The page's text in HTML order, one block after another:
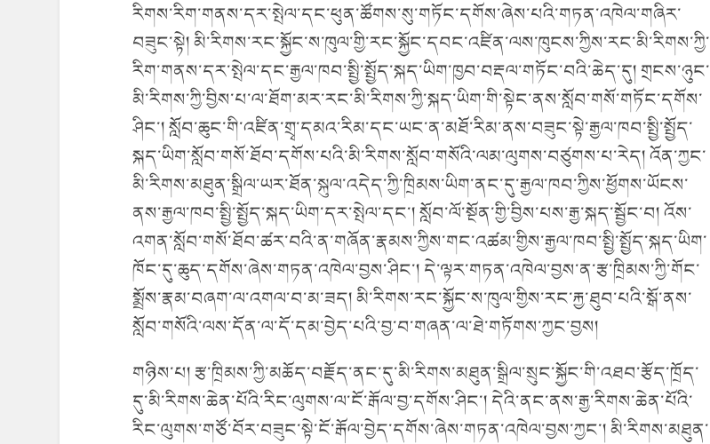
རིགས་རིག་གནས་དར་སྤེལ་དང་ཕུན་ཚོགས་སུ་གཏོང་དགོས་ཞེས་པའི་གཏན་འཁེལ་གཞིར་
བཟུང་སྟེ། མི་རིགས་རང་སྐྱོང་ས་ཁུལ་གྱི་རང་སྐྱོང་དབང་འཛིན་ལས་ཁུངས་ཀྱིས་རང་མི་རིགས་ཀྱི་
རིག་གནས་དར་སྤེལ་དང་རྒྱལ་ཁབ་སྤྱི་སྤྱོད་སྐད་ཡིག་ཁྱབ་བརྡལ་གཏོང་བའི་ཆེད་དུ། གྲངས་ཉུང་
མི་རིགས་ཀྱི་བྱིས་པ་ལ་ཐོག་མར་རང་མི་རིགས་ཀྱི་སྐད་ཡིག་གི་སྟེང་ནས་སློབ་གསོ་གཏོང་དགོས་
ཤིང་། སློབ་ཆུང་གི་འཛིན་གྲྭ་དམའ་རིམ་དང་ཡང་ན་མཐོ་རིམ་ནས་བཟུང་སྟེ་རྒྱལ་ཁབ་སྤྱི་སྤྱོད་
སྐད་ཡིག་སློབ་གསོ་ཐོབ་དགོས་པའི་མི་རིགས་སློབ་གསོའི་ལམ་ལུགས་བཙུགས་པ་རེད། འོན་ཀྱང་
མི་རིགས་མཐུན་སྒྲིལ་ཡར་ཐོན་སྐུལ་འདེད་ཀྱི་ཁྲིམས་ཡིག་ནང་དུ་རྒྱལ་ཁབ་ཀྱིས་ཕྱོགས་ཡོངས་
ནས་རྒྱལ་ཁབ་སྤྱི་སྤྱོད་སྐད་ཡིག་དར་སྤེལ་དང་། སློབ་ལོ་སྔོན་གྱི་བྱིས་པས་རྒྱ་སྐད་སྦྱོང་བ། འོས་
འགན་སློབ་གསོ་ཐོབ་ཚར་བའི་ན་གཞོན་རྣམས་ཀྱིས་གང་འཚམ་གྱིས་རྒྱལ་ཁབ་སྤྱི་སྤྱོད་སྐད་ཡིག་
ཁོང་དུ་ཆུད་དགོས་ཞེས་གཏན་འཁེལ་བྱས་ཤིང་། དེ་ལྟར་གཏན་འཁེལ་བྱས་ན་རྩ་ཁྲིམས་ཀྱི་གོང་
སྨྲོས་རྣམ་བཞག་ལ་འགལ་བ་མ་ཟད། མི་རིགས་རང་སྐྱོང་ས་ཁུལ་གྱིས་རང་རྐྱ་ཐུབ་པའི་སྒོ་ནས་
སློབ་གསོའི་ལས་དོན་ལ་དོ་དམ་བྱེད་པའི་བྱ་བ་གཞན་ལ་ཐེ་གཏོགས་ཀྱང་བྱས།
གཉིས་པ། རྩ་ཁྲིམས་ཀྱི་མཆོད་བརྗོད་ནང་དུ་མི་རིགས་མཐུན་སྒྲིལ་སྲུང་སྐྱོང་གི་འཐབ་རྩོད་ཁྲོད་
དུ་མི་རིགས་ཆེན་པོའི་རིང་ལུགས་ལ་ངོ་རྒོལ་བྱ་དགོས་ཤིང་། དེའི་ནང་ནས་རྒྱ་རིགས་ཆེན་པོའི་
རིང་ལུགས་གཙོ་བོར་བཟུང་སྟེ་ངོ་རྒོལ་བྱེད་དགོས་ཞེས་གཏན་འཁེལ་བྱས་ཀྱང་། མི་རིགས་མཐུན་